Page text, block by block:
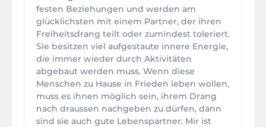
festen Beziehungen und werden am
glücklichsten mit einem Partner, der ihren
Freiheitsdrang teilt oder zumindest toleriert.
Sie besitzen viel aufgestaute innere Energie,
die immer wieder durch Aktivitäten
abgebaut werden muss. Wenn diese
Menschen zu Hause in Frieden leben wollen,
muss es ihnen möglich sein, ihrem Drang
nach draussen nachgeben zu dürfen, dann
sind sie auch gute Lebenspartner. Mir ist